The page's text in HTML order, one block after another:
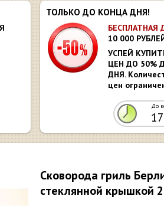
ТОЛЬКО ДО КОНЦА ДНЯ!
БЕСПЛАТНАЯ
10 000
УСПЕЙ
ЦЕН ДО 50%
ДНЯ.
цен
До
Сковорода гриль
стеклянной крышкой